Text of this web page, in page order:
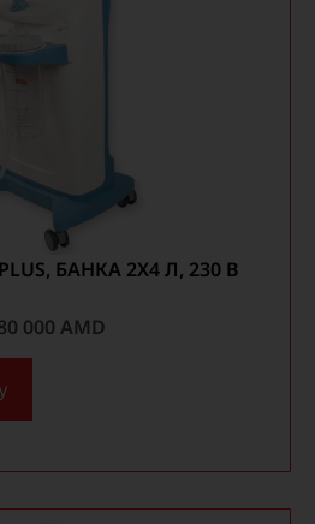
БАНКА 2X4 Л, 230 В
000 AMD